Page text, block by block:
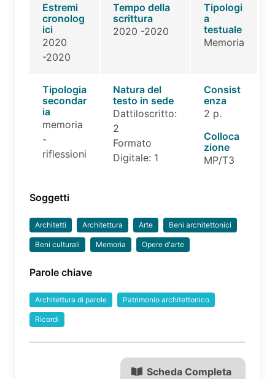
Estremi
cronolog
ici
2020
-2020
Tempo della
scrittura
2020 -2020
Tipologi
a
testuale
Memoria
Tipologia
secondar
ia
memoria
-
riflessioni
Natura del
testo in sede
Dattiloscritto:
2
Formato
Digitale: 1
Consist
enza
2 p.
Colloca
zione
MP/T3
Soggetti
Architetti Architettura Arte Beni architettonici
Beni culturali Memoria Opere d'arte
Parole chiave
Architettura di parole Patrimonio architettonico
Ricordi
Scheda Completa